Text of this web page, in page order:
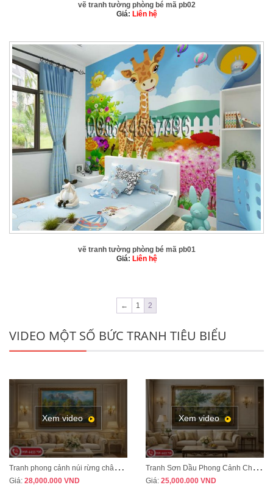
vẽ tranh tường phòng bé mã pb02
Giá: Liên hệ
vẽ tranh tường phòng bé mã pb01
Giá: Liên hệ
← 1 2
VIDEO MỘT SỐ BỨC TRANH TIÊU BIỂU
Xem video
T
ranh phong cảnh núi rừng châu Âu treo phòng khách tân cổ điển sang trọng MÃ CD03
Giá: 28,000.000 VND
Xem video
T
ranh Sơn Dầu Phong Cảnh Châu Âu Treo Phòng Khách – Sang Trọng, Đẳng Cấp MÃ CD04
Giá: 25,000.000 VND